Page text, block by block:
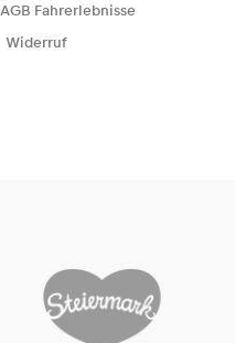
Alle anzeigen
AGB Fahrerlebnisse
Widerruf